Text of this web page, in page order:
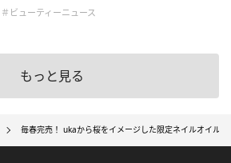
＃ビューティーニュース
もっと見る
毎春完売！ ukaから桜をイメージした限定ネイルオイル＆